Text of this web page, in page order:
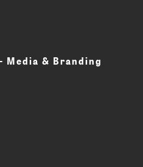
Media & Branding